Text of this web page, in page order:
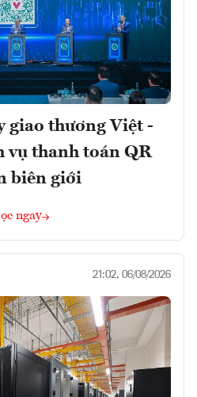
giao thương Việt -
vụ thanh toán QR
biên giới
ngay
21:02, 06/08/2026